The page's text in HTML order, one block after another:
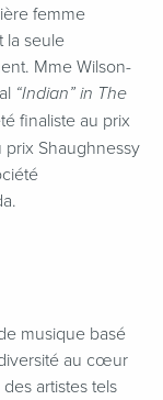
femme
la seule
Mme Wilson-
“Indian” in The
finaliste au prix
prix Shaughnessy
musique basé
au cœur
artistes tels